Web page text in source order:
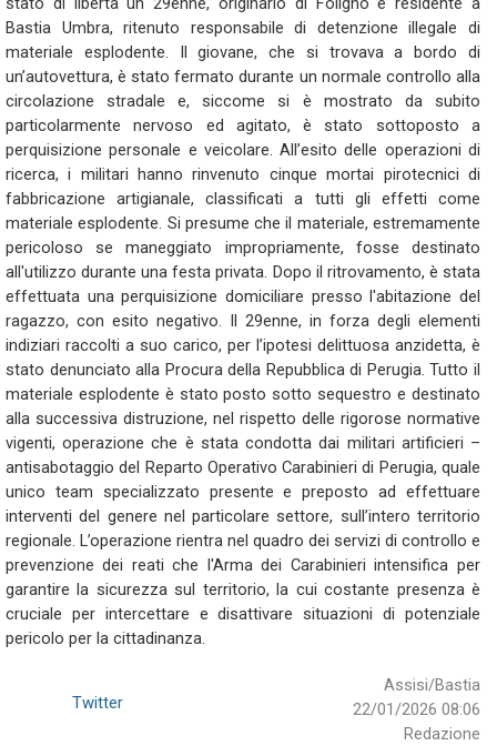
Bastia Umbra, ritenuto responsabile di detenzione illegale di
materiale esplodente. Il giovane, che si trovava a bordo di
un’autovettura, è stato fermato durante un normale controllo alla
circolazione stradale e, siccome si è mostrato da subito
particolarmente nervoso ed agitato, è stato sottoposto a
perquisizione personale e veicolare. All’esito delle operazioni di
ricerca, i militari hanno rinvenuto cinque mortai pirotecnici di
fabbricazione artigianale, classificati a tutti gli effetti come
materiale esplodente. Si presume che il materiale, estremamente
pericoloso se maneggiato impropriamente, fosse destinato
all'utilizzo durante una festa privata. Dopo il ritrovamento, è stata
effettuata una perquisizione domiciliare presso l'abitazione del
ragazzo, con esito negativo. Il 29enne, in forza degli elementi
indiziari raccolti a suo carico, per l’ipotesi delittuosa anzidetta, è
stato denunciato alla Procura della Repubblica di Perugia. Tutto il
materiale esplodente è stato posto sotto sequestro e destinato
alla successiva distruzione, nel rispetto delle rigorose normative
vigenti,operazione che è stata condotta dai militari artificieri –
antisabotaggio del Reparto Operativo Carabinieri di Perugia, quale
unico team specializzato presente epreposto ad effettuare
interventi del genere nel particolare settore, sull’intero territorio
regionale. L’operazione rientra nel quadro dei servizi di controllo e
prevenzione dei reati che l'Arma dei Carabinieri intensifica per
garantire la sicurezza sul territorio, la cuicostante presenzaè
cruciale per intercettare e disattivare situazioni di potenziale
pericolo per la cittadinanza.
Assisi/Bastia
22/01/2026 08:06
Redazione
Twitter